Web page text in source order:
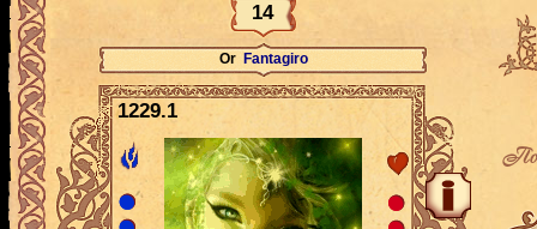
14
Or Fantagiro
1229.1